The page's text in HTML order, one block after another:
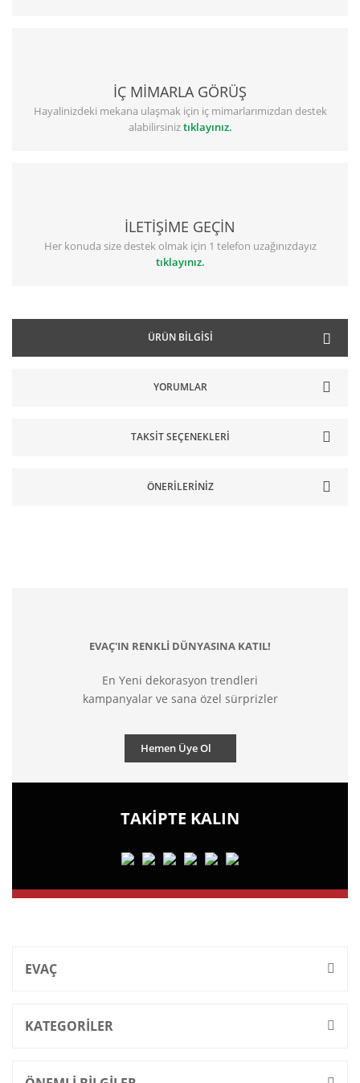
İÇ MİMARLA GÖRÜŞ
Hayalinizdeki mekana ulaşmak için iç mimarlarımızdan destek
alabilirsiniztıklayınız.
İLETİŞİME GEÇİN
Her konuda size destek olmak için 1 telefon uzağınızdayız
tıklayınız.
ÜRÜN BILGISI
YORUMLAR
TAKSIT SEÇENEKLERI
ÖNERILERINIZ
EVAÇ'IN RENKLİ DÜNYASINA KATIL!
En Yeni dekorasyon trendleri
kampanyalar ve sana özel sürprizler
Hemen Üye Ol
TAKİPTE KALIN
EVAÇ
KATEGORİLER